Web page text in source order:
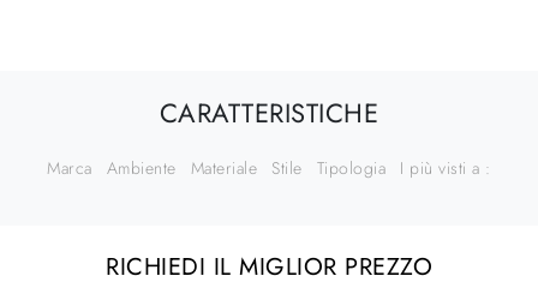
CARATTERISTICHE
Marca Ambiente Materiale Stile Tipologia I più visti a :
RICHIEDI IL MIGLIOR PREZZO